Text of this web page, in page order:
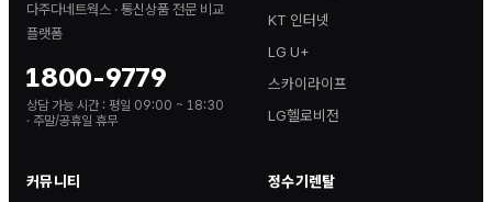
다주다네트웍스 · 통신상품 전문 비교
플랫폼
1800-9779
상담 가능 시간 : 평일 09:00 ~ 18:30
· 주말/공휴일 휴무
KT 인터넷
LG U+
스카이라이프
LG헬로비전
커뮤니티 정수기렌탈